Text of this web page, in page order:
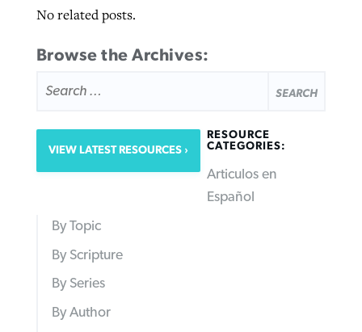
No related posts.
Browse the Archives:
FOR:
VIEW LATEST RESOURCES
RESOURCE
CATEGORIES:
Articulos en
Español
By Topic
By Scripture
By Series
By Author